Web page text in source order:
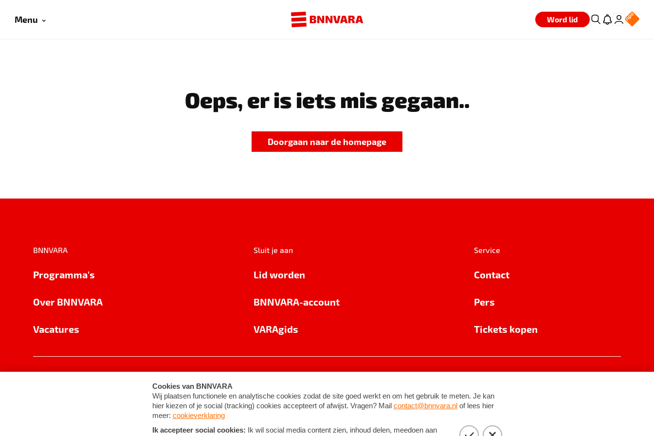
Menu Word lid
Oeps, er is iets mis gegaan..
Doorgaan naar de homepage
BNNVARA
Programma's
Over BNNVARA
Vacatures
Sluit je aan
Lid worden
BNNVARA-account
VARAgids
Service
Contact
Pers
Tickets kopen
Cookie-instellingen Algemene voorwaarden ©2026BNNVARA